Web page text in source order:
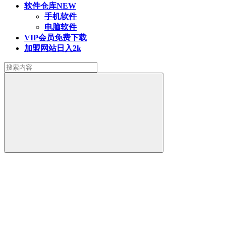
软件仓库NEW
手机软件
电脑软件
VIP会员免费下载
加盟网站日入2k